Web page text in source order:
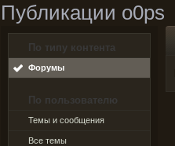
Публикации o0ps
По типу контента
Форумы
По пользователю
Темы и сообщения
Все темы